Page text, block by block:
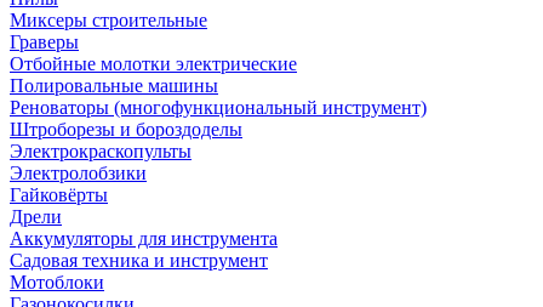
Миксеры строительные
Граверы
Отбойные молотки электрические
Полировальные машины
Реноваторы (многофункциональный инструмент)
Штроборезы и бороздоделы
Электрокраскопульты
Электролобзики
Гайковёрты
Дрели
Аккумуляторы для инструмента
Садовая техника и инструмент
Мотоблоки